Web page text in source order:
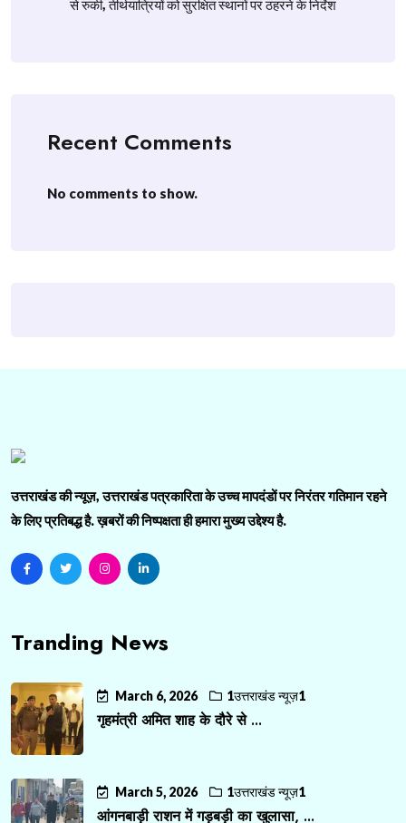
से रुकी, तीर्थयात्रियों को सुरक्षित स्थानों पर ठहरने के निर्देश
Recent Comments
No comments to show.
उत्तराखंड की न्यूज़, उत्तराखंड पत्रकारिता के उच्च मापदंडों पर निरंतर गतिमान रहने
के लिए प्रतिबद्ध है. ख़बरों की निष्पक्षता ही हमारा मुख्य उद्देश्य है.
Tranding News
March 6, 2026 1उत्तराखंड न्यूज़1
गृहमंत्री अमित शाह के दौरे से ...
March 5, 2026 1उत्तराखंड न्यूज़1
आंगनबाड़ी राशन में गड़बड़ी का खुलासा, ...